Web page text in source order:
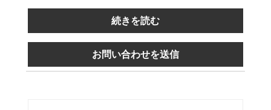
続きを読む
お問い合わせを送信